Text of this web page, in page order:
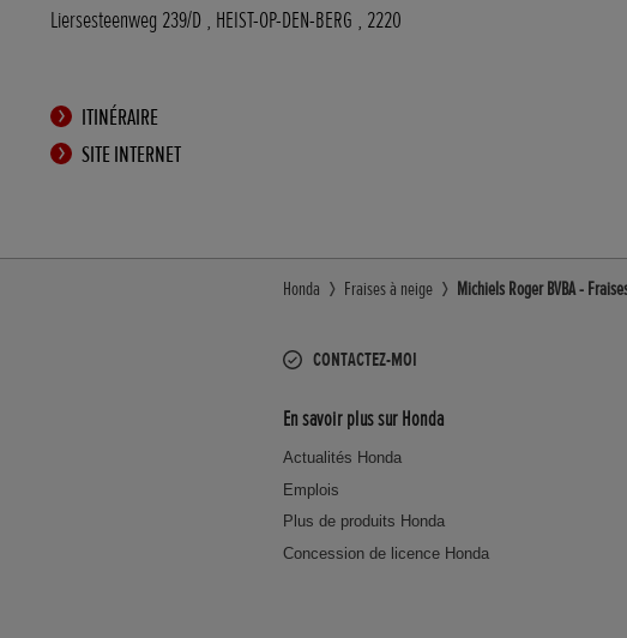
Liersesteenweg 239/D , HEIST-OP-DEN-BERG , 2220
ITINÉRAIRE
SITE INTERNET
Honda Fraises à neige Michiels Roger BVBA -
CONTACTEZ-MOI
En savoir plus sur Honda
Actualités Honda
Emplois
Plus de produits Honda
Concession de licence Honda